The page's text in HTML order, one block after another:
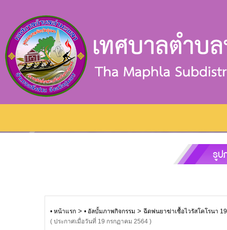
• หน้าแรก> • อัลบั้มภาพกิจกรรม > ฉีดพ่นยาฆ่าเชื้อไวรัสโคโรนา
( ประกาศเมื่อวันที่ 19 กรกฏาคม 2564 )